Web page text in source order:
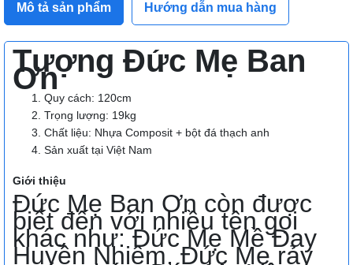
Mô tả sản phẩm Hướng dẫn mua hàng
Tượng Đức Mẹ Ban
Ơn
Quy cách: 120cm
Trọng lượng: 19kg
Chất liệu: Nhựa Composit + bột đá thạch anh
Sản xuất tại Việt Nam
Giới thiệu
Đức Mẹ Ban Ơn còn được
biết đến với nhiều tên gọi
khác như: Đức Mẹ Mề Đay
Huyền Nhiệm, Đức Mẹ rảy